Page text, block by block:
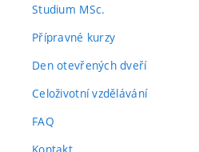
Studium MSc.
Přípravné kurzy
Den otevřených dveří
Celoživotní vzdělávání
FAQ